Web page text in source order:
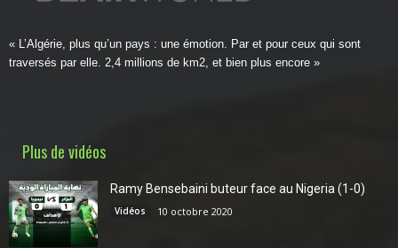
« L’Algérie, plus qu’un pays : une émotion. Par et pour ceux qui sont
traversés par elle. 2,4 millions de km2, et bien plus encore »
Plus de vidéos
Ramy Bensebaini buteur face au Nigeria (1-0)
Vidéos 10 octobre 2020